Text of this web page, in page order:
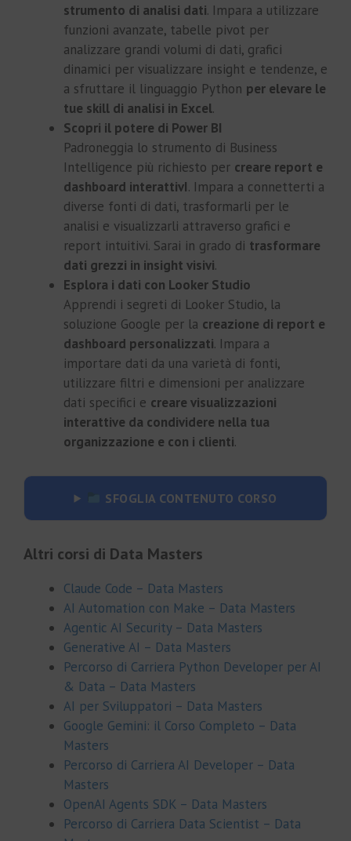
strumento di analisi dati. Impara a utilizzare
funzioni avanzate, tabelle pivot per
analizzare grandi volumi di dati, grafici
dinamici per visualizzare insight e tendenze, e
a sfruttare il linguaggio Python per elevare le
tue skill di analisi in Excel.
Scopri il potere di Power BI
Padroneggia lo strumento di Business
Intelligence più richiesto per creare report e
dashboard interattivI. Impara a connetterti a
diverse fonti di dati, trasformarli per le
analisi e visualizzarli attraverso grafici e
report intuitivi. Sarai in grado di trasformare
dati grezzi in insight visivi.
Esplora i dati con Looker Studio
Apprendi i segreti di Looker Studio, la
soluzione Google per la creazione di report e
dashboard personalizzati. Impara a
importare dati da una varietà di fonti,
utilizzare filtri e dimensioni per analizzare
dati specifici e creare visualizzazioni
interattive da condividere nella tua
organizzazione e con i clienti.
SFOGLIA CONTENUTO CORSO
Altri corsi di Data Masters
Claude Code – Data Masters
AI Automation con Make – Data Masters
Agentic AI Security – Data Masters
Generative AI – Data Masters
Percorso di Carriera Python Developer per AI
& Data – Data Masters
AI per Sviluppatori – Data Masters
Google Gemini: il Corso Completo – Data
Masters
Percorso di Carriera AI Developer – Data
Masters
OpenAI Agents SDK – Data Masters
Percorso di Carriera Data Scientist – Data